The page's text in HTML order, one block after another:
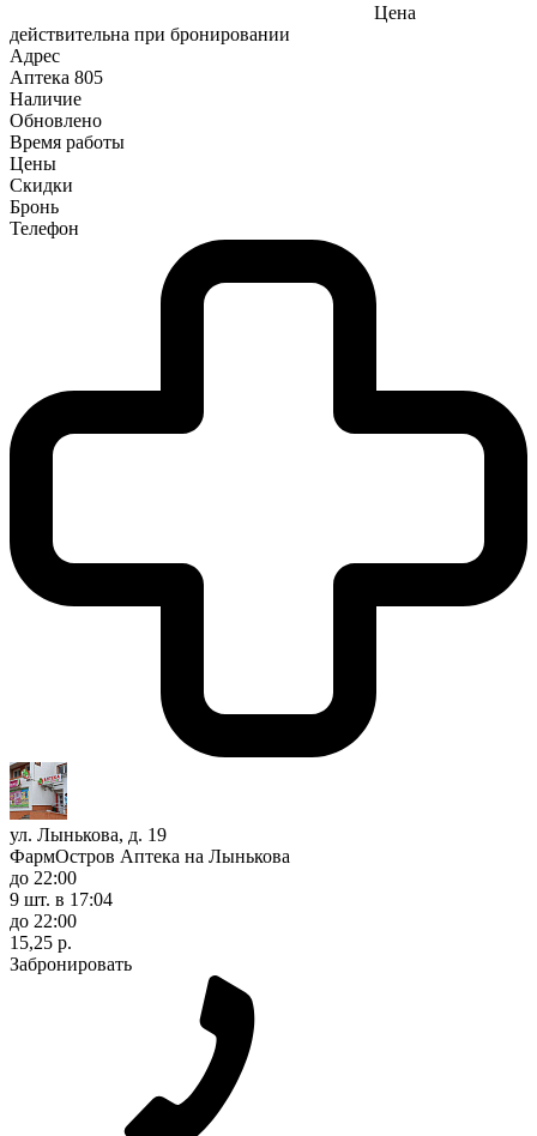
Цена
действительна при бронировании
Адрес
Аптека 805
Наличие
Обновлено
Время работы
Цены
Скидки
Бронь
Телефон
ул. Лынькова, д. 19
ФармОстров Аптека на Лынькова
до 22:00
9 шт. в 17:04
до 22:00
15,25 р.
Забронировать